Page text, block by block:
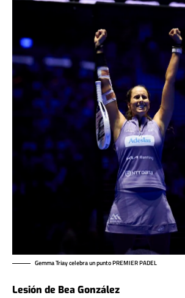
Gemma Triay celebra un punto PREMIER PADEL
Lesión de Bea González